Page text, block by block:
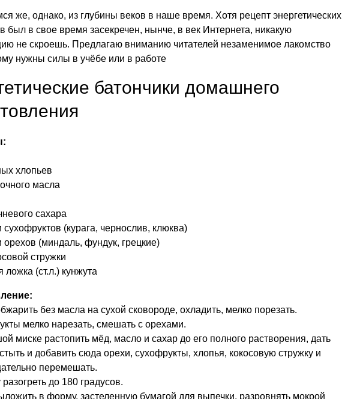
же, однако, из глубины веков в наше время. Хотя рецепт энергетических
был в свое время засекречен, нынче, в век Интернета, никакую
не скроешь. Предлагаю вниманию читателей незаменимое лакомство
нужны силы в учёбе или в работе
батончики домашнего
хлопьев
масла
сахара
сухофруктов (курага, чернослив, клюква)
орехов (миндаль, фундук, грецкие)
стружки
ложка (ст.л.) кунжута
без масла на сухой сковороде, охладить, мелко порезать.
мелко нарезать, смешать с орехами.
миске растопить мёд, масло и сахар до его полного растворения, дать
и добавить сюда орехи, сухофрукты, хлопья, кокосовую стружку и
перемешать.
до 180 градусов.
в форму, застеленную бумагой для выпечки, разровнять мокрой